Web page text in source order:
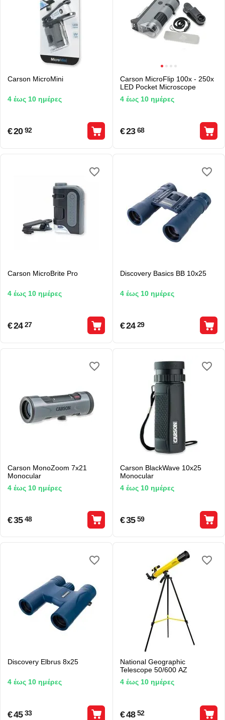
Carson MicroMini
4 έως 10 ημέρες
€20 92
Carson MicroFlip 100x - 250x
LED Pocket Microscope
4 έως 10 ημέρες
€23 68
Carson MicroBrite Pro
4 έως 10 ημέρες
€24 27
Discovery Basics BB 10x25
4 έως 10 ημέρες
€24 29
Carson MonoZoom 7x21
Monocular
4 έως 10 ημέρες
€35 48
Carson BlackWave 10x25
Monocular
4 έως 10 ημέρες
€35 59
Discovery Elbrus 8x25
4 έως 10 ημέρες
€45 33
National Geographic
Telescope 50/600 AZ
4 έως 10 ημέρες
€48 52